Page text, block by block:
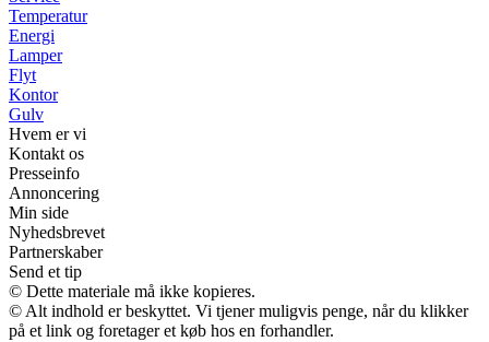
Temperatur
Energi
Lamper
Flyt
Kontor
Gulv
Hvem er vi
Kontakt os
Presseinfo
Annoncering
Min side
Nyhedsbrevet
Partnerskaber
Send et tip
© Dette materiale må ikke kopieres.
© Alt indhold er beskyttet. Vi tjener muligvis penge, når du klikker
på et link og foretager et køb hos en forhandler.